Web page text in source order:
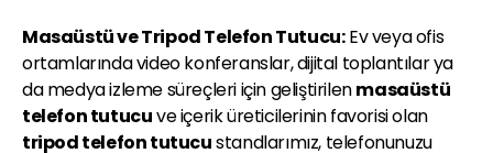
Masaüstü ve Tripod Telefon Tutucu:Ev veya ofis
ortamlarında video konferanslar, dijital toplantılar ya
da medya izleme süreçleri için geliştirilenmasaüstü
telefon tutucuve içerik üreticilerinin favorisi olan
tripod telefon tutucustandlarımız, telefonunuzu